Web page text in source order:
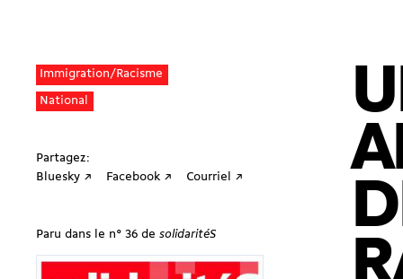
Immigration/Racisme
National
Partagez:
Bluesky ↗
Facebook ↗ Courriel ↗
Paru dans le n° 36 de solidaritéS